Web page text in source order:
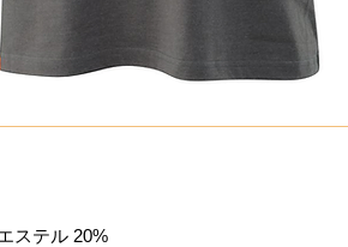
ステル 20%